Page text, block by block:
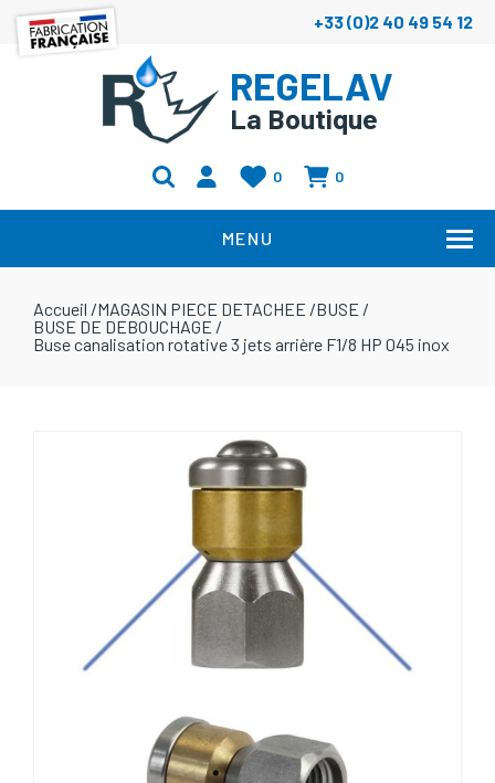
+33 (0)2 40 49 54 12
REGELAV
La Boutique
0 0
MENU
Accueil /MAGASIN PIECE DETACHEE /BUSE /
BUSE DE DEBOUCHAGE /
Buse canalisation rotative 3 jets arrière F1/8 HP 045 inox